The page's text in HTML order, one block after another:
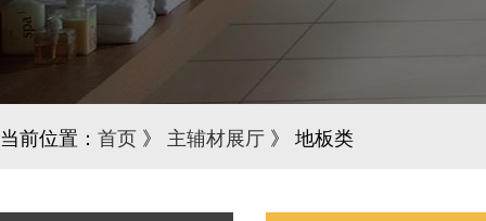
当前位置： 首页 》 主辅材展厅 》 地板类